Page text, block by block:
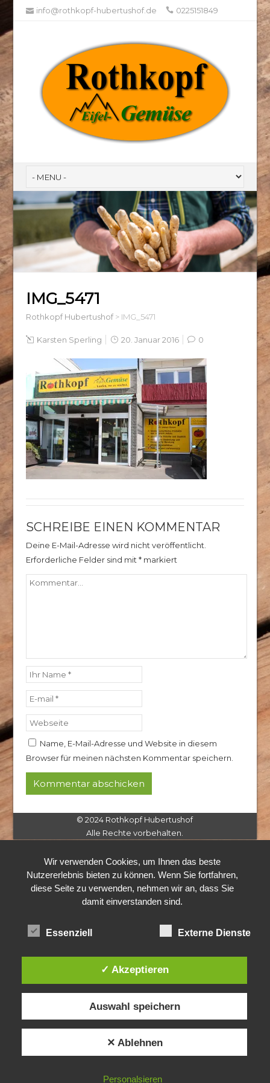
info@rothkopf-hubertushof.de 0225151849
IMG_5471
Rothkopf Hubertushof> IMG_5471
Karsten Sperling 20. Januar 2016 0
SCHREIBE EINEN KOMMENTAR
Deine E-Mail-Adresse wird nicht veröffentlicht.
Erforderliche Felder sind mit*markiert
Name, E-Mail-Adresse und Website in diesem
Browser für meinen nächsten Kommentar speichern.
© 2024 Rothkopf Hubertushof
Alle Rechte vorbehalten.
Wir verwenden Cookies, um Ihnen das beste
Nutzererlebnis bieten zu können. Wenn Sie fortfahren,
diese Seite zu verwenden, nehmen wir an, dass Sie
damit einverstanden sind.
Essenziell Externe Dienste
✓ Akzeptieren
Auswahl speichern
✕ Ablehnen
Personalsieren